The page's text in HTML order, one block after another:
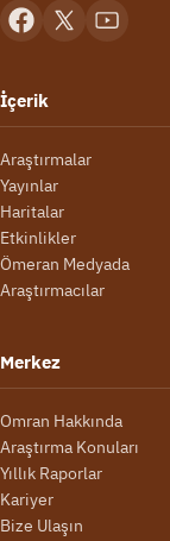
İçerik
Araştırmalar
Yayınlar
Haritalar
Etkinlikler
Ömeran Medyada
Araştırmacılar
Merkez
Omran Hakkında
Araştırma Konuları
Yıllık Raporlar
Kariyer
Bize Ulaşın